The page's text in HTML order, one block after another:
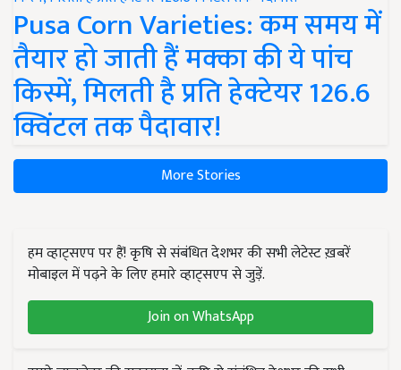
Pusa Corn Varieties: कम समय में
तैयार हो जाती हैं मक्का की ये पांच
किस्में, मिलती है प्रति हेक्टेयर 126.6
क्विंटल तक पैदावार!
More Stories
हम व्हाट्सएप पर हैं! कृषि से संबंधित देशभर की सभी लेटेस्ट ख़बरें
मोबाइल में पढ़ने के लिए हमारे व्हाट्सएप से जुड़ें.
Join on WhatsApp